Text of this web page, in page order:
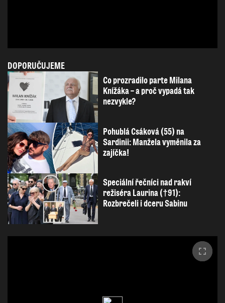
DOPORUČUJEME
Co prozradilo parte Milana
Knížáka – a proč vypadá tak
nezvykle?
Pohublá Csáková (55) na
Sardinii: Manžela vyměnila za
zajíčka!
Speciální řečníci nad rakví
režiséra Laurina (†91):
Rozbrečeli i dceru Sabinu